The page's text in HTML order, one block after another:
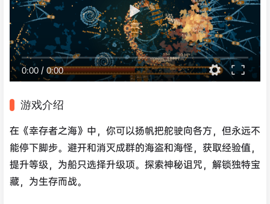
0:00 / 0:00
游戏介绍
在《幸存者之海》中，你可以扬帆把舵驶向各方，但永远不
能停下脚步。避开和消灭成群的海盗和海怪，获取经验值，
提升等级，为船只选择升级项。探索神秘诅咒，解锁独特宝
藏，为生存而战。